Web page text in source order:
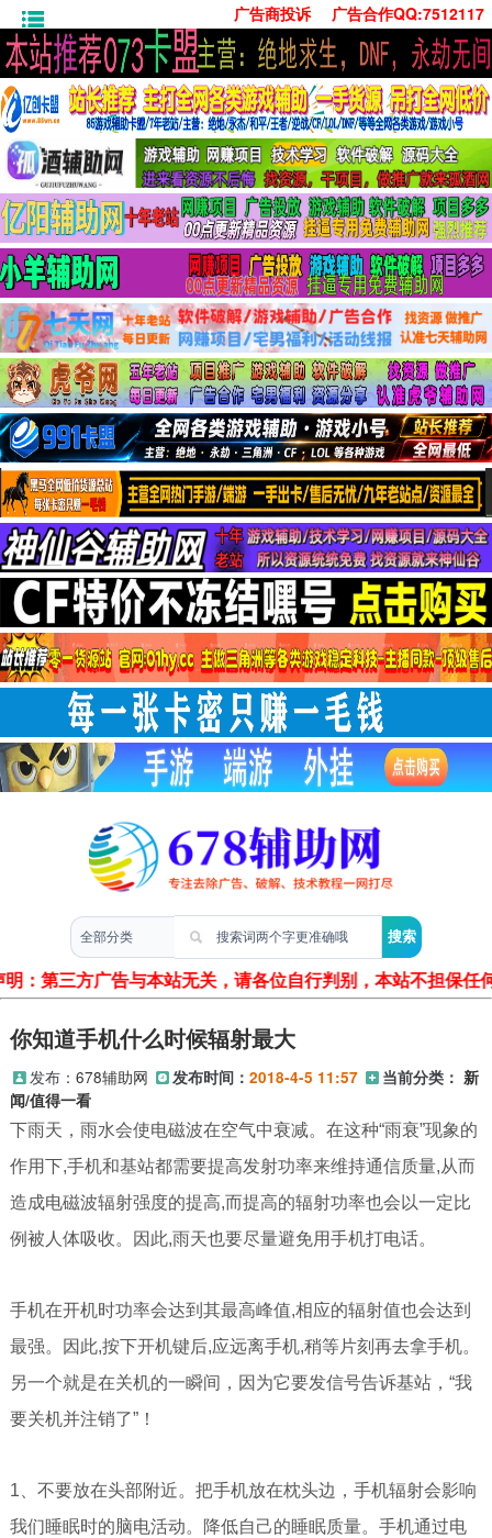
广告商投诉 广告合作QQ:7512117
首页
技术学习
安卓绿化
单机游戏
社交娱乐
系统工具
活动线报
常用办公
源码收集
值得一看
两性情感
明：第三方广告与本站无关，请各位自行判别，本站不担保
你知道手机什么时候辐射最大
发布： 678辅助网 发布时间： 2018-4-5 11:57 当前分类： 新
闻/值得一看
下雨天，雨水会使电磁波在空气中衰减。在这种“雨衰”现象的
作用下,手机和基站都需要提高发射功率来维持通信质量,从而
造成电磁波辐射强度的提高,而提高的辐射功率也会以一定比
例被人体吸收。因此,雨天也要尽量避免用手机打电话。
手机在开机时功率会达到其最高峰值,相应的辐射值也会达到
最强。因此,按下开机键后,应远离手机,稍等片刻再去拿手机。
另一个就是在关机的一瞬间，因为它要发信号告诉基站，“我
要关机并注销了”！
1、不要放在头部附近。把手机放在枕头边，手机辐射会影响
我们睡眠时的脑电活动。降低自己的睡眠质量。手机通过电